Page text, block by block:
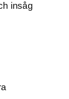
insåg